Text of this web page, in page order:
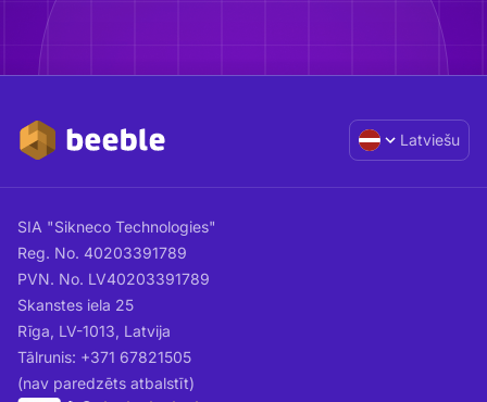
Latviešu
SIA "Sikneco Technologies"
Reg. No. 40203391789
PVN. No. LV40203391789
Skanstes iela 25
Rīga, LV-1013, Latvija
Tālrunis: +371 67821505
(nav paredzēts atbalstīt)